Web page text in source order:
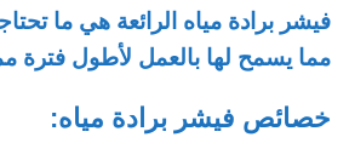
فيشر برادة مياه الرائعة هي ما
مما يسمح لها بالعمل لأطول فترة
خصائص فيشر برادة مياه: